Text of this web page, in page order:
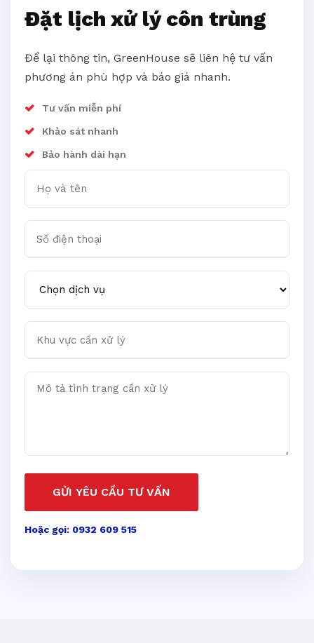
Đặt lịch xử lý côn trùng
Để lại thông tin, GreenHouse sẽ liên hệ tư vấn
phương án phù hợp và báo giá nhanh.
Tư vấn miễn phí
Khảo sát nhanh
Bảo hành dài hạn
Họ và tên
Số điện thoại
Chọn dịch vụ
Khu vực cần xử lý
Mô tả tình trạng cần xử lý
GỬI YÊU CẦU TƯ VẤN
Hoặc gọi: 0932 609 515